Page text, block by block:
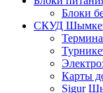
Блоки
СКУД
Карты
Sigur